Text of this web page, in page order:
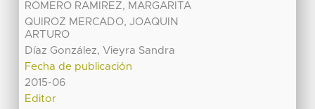
ROMERO RAMIREZ, MARGARITA
QUIROZ MERCADO, JOAQUIN
ARTURO
Díaz González, Vieyra Sandra
Fecha de publicación
2015-06
Editor